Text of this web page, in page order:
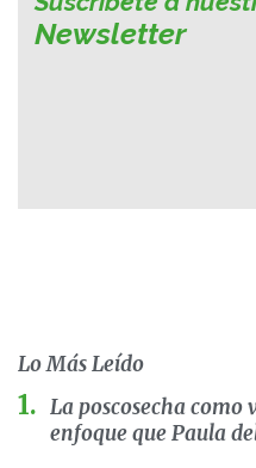
Newsletter
Lo Más Leído
La poscosecha
enfoque que Paula